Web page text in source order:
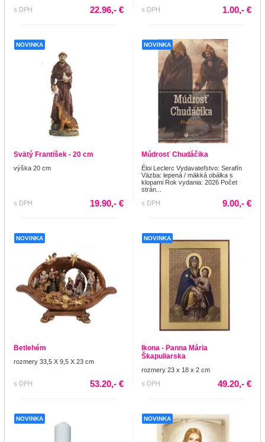
s DPH 22.96,- €
s DPH
1.00,- €
NOVINKA
Svätý František - 20 cm
výška 20 cm
s DPH 19.90,- €
NOVINKA
Múdrosť Chudáčika
Éloi Leclerc Vydavateľstvo: Serafín
Väzba: lepená / mäkká obálka s
klopami Rok vydania: 2026 Počet
strán...
s DPH
9.00,- €
NOVINKA
Betlehém
rozmery 33,5 X 9,5 X 23 cm
s DPH 53.20,- €
NOVINKA
Ikona - Panna Mária
Škapuliarska
rozmery 23 x 18 x 2 cm
s DPH
49.20,- €
NOVINKA NOVINKA